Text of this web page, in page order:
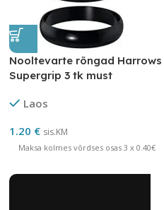
Nooltevarte rõngad Harrows
Supergrip 3 tk must
Laos
1.20 € sis.KM
Maksa kolmes võrdses osas 3 x 0.40€